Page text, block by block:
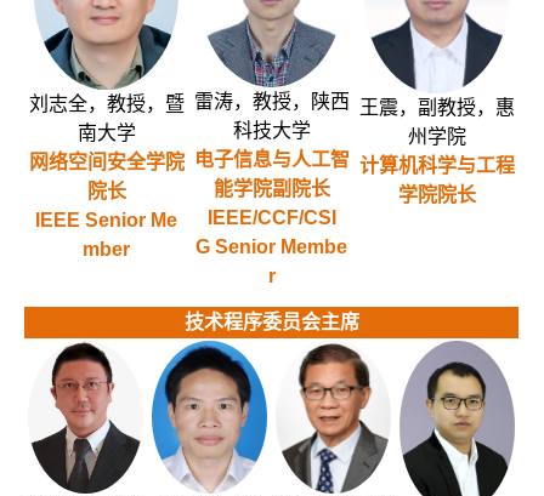
刘志全，教授，暨
南大学
网络空间安全学院
院长
IEEE Senior Me
mber
雷涛，教授，陕西
科技大学
电子信息与人工智
能学院副院长
IEEE/CCF/CSI
G Senior Membe
r
王震，副教授，惠
州学院
计算机科学与工程
学院院长
技术程序委员会主席